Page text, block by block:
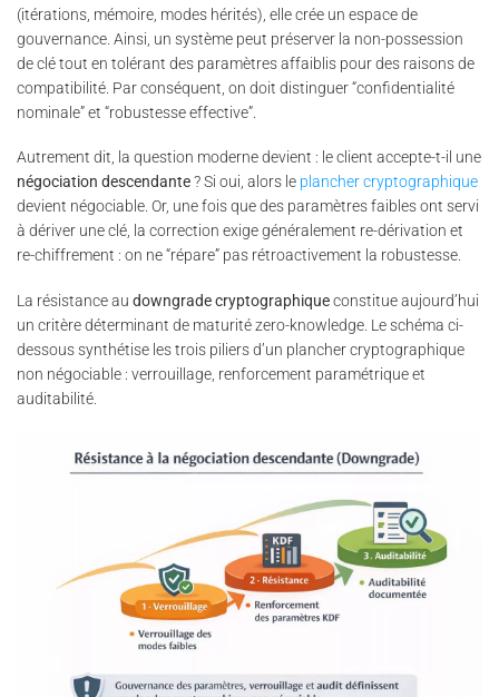
(itérations, mémoire, modes hérités), elle crée un espace de
gouvernance. Ainsi, un système peut préserver la non-possession
de clé tout en tolérant des paramètres affaiblis pour des raisons de
compatibilité. Par conséquent, on doit distinguer “confidentialité
nominale” et “robustesse effective”.
Autrement dit, la question moderne devient : le client accepte-t-il une
négociation descendante? Si oui, alors le plancher cryptographique
devient négociable. Or, une fois que des paramètres faibles ont servi
à dériver une clé, la correction exige généralement re-dérivation et
re-chiffrement : on ne “répare” pas rétroactivement la robustesse.
La résistance au downgrade cryptographiqueconstitue aujourd’hui
un critère déterminant de maturité zero-knowledge. Le schéma ci-
dessous synthétise les trois piliers d’un plancher cryptographique
non négociable : verrouillage, renforcement paramétrique et
auditabilité.